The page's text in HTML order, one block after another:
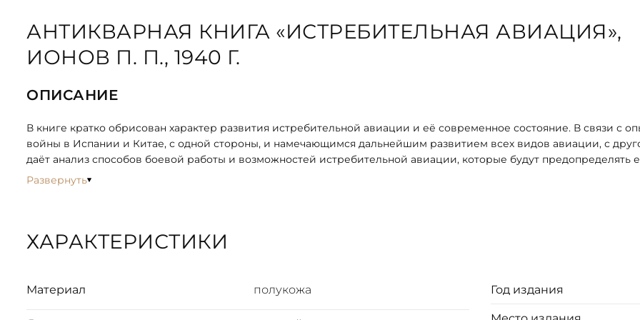
АНТИКВАРНАЯ КНИГА «ИСТРЕБИТЕЛЬНАЯ АВИАЦИЯ»,
ИОНОВ П. П., 1940 Г.
ОПИСАНИЕ
В книге кратко обрисован характер развития истребительной авиации и её современное состояние. В связи с
войны в Испании и Китае, с одной стороны, и намечающимся дальнейшим развитием всех видов авиации, с
даёт анализ способов боевой работы и возможностей истребительной авиации, которые будут предопределять
использование в большой современной войне многомиллионных армий, вооружённых многочисленной
Ионов Пётр Павлович — советский военачальник, участник Гражданской, Советско-финляндской и Великой
Развернуть
ХАРАКТЕРИСТИКИ
Материал полукожа Год издания